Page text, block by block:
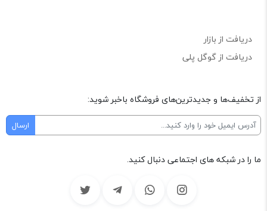
دریافت از بازار
دریافت از گوگل پلی
از تخفیف‌ها و جدیدترین‌های فروشگاه باخبر شوید:
ما را در شبکه های اجتماعی دنبال کنید.